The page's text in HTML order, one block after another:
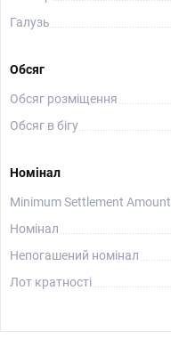
Галузь
Обсяг
Обсяг розміщення
Обсяг в бігу
Номінал
Minimum Settlement Amount
Номінал
Непогашений номінал
Лот кратності